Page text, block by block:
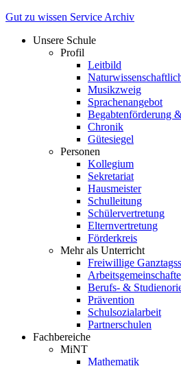
Gut zu wissen Service Archiv
Unsere Schule
Profil
Leitbild
Musikzweig
Sprachenangebot
Begabtenförderung
Chronik
Gütesiegel
Personen
Kollegium
Sekretariat
Hausmeister
Schulleitung
Schülervertretung
Elternvertretung
Förderkreis
Mehr als Unterricht
Freiwillige
Berufs- &
Prävention
Schulsozialarbeit
Partnerschulen
Fachbereiche
MiNT
Mathematik